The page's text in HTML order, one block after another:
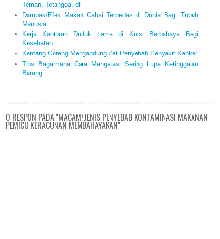
Teman, Tetangga, dll
Dampak/Efek Makan Cabai Terpedas di Dunia Bagi Tubuh
Manusia
Kerja Kantoran Duduk Lama di Kursi Berbahaya Bagi
Kesehatan
Kentang Goreng Mengandung Zat Penyebab Penyakit Kanker
Tips Bagaimana Cara Mengatasi Sering Lupa Ketinggalan
Barang
0 RESPON PADA "MACAM/JENIS PENYEBAB KONTAMINASI MAKANAN
PEMICU KERACUNAN MEMBAHAYAKAN"